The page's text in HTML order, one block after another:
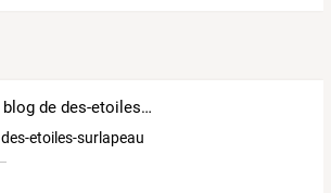
Le blog de des-etoiles-surlapeau
des-etoiles-surlapeau